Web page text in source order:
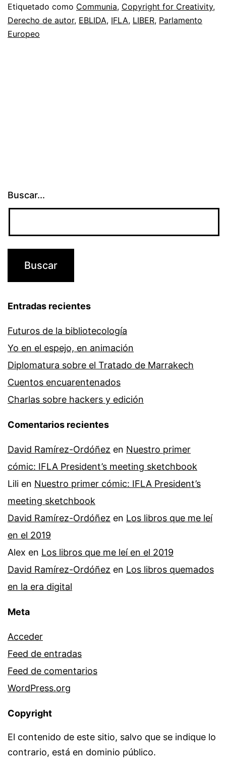
como
solución
Etiquetado como Communia, Copyright for Creativity,
Derecho de autor, EBLIDA, IFLA, LIBER, Parlamento
Europeo
Buscar...
Entradas recientes
Futuros de la bibliotecología
Yo en el espejo, en animación
Diplomatura sobre el Tratado de Marrakech
Cuentos encuarentenados
Charlas sobre hackers y edición
Comentarios recientes
David Ramírez-Ordóñez en Nuestro primer
cómic: IFLA President’s meeting sketchbook
Lili en Nuestro primer cómic: IFLA President’s
meeting sketchbook
David Ramírez-Ordóñez en Los libros que me leí
en el 2019
Alex en Los libros que me leí en el 2019
David Ramírez-Ordóñez en Los libros quemados
en la era digital
Meta
Acceder
Feed de entradas
Feed de comentarios
WordPress.org
Copyright
El contenido de este sitio, salvo que se indique lo
contrario, está en dominio público.